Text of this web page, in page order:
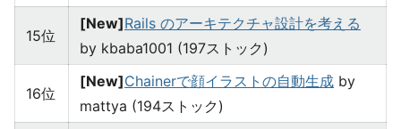
15位
[New]Rails のアーキテクチャ設計を考える
by kbaba1001 (197ストック)
16位
[New]Chainerで顔イラストの自動生成 by
mattya (194ストック)